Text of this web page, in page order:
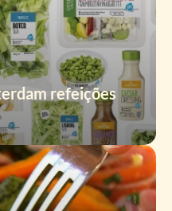
refeições